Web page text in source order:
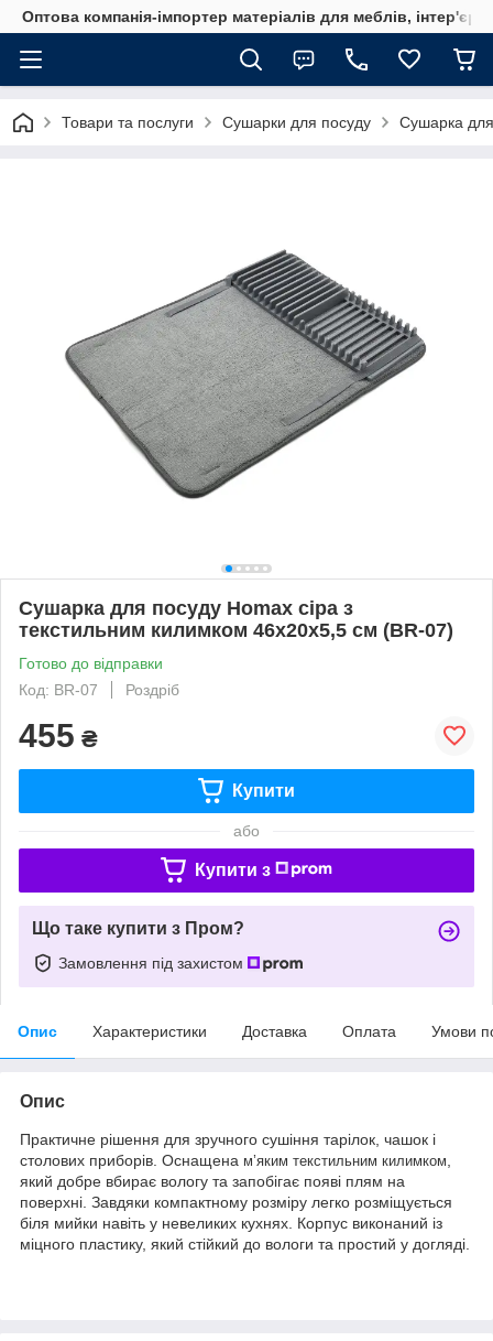
Оптова компанія-імпортер матеріалів для меблів, інтер'єру
Товари та послуги Сушарки для посуду Сушарка
Сушарка для посуду Homax сіра з
текстильним килимком 46х20х5,5 см (BR-07)
Готово до відправки
Код: BR-07
Роздріб
455 ₴
Купити
або
Купити з
Що таке купити з Пром?
Замовлення під захистом
Опис Характеристики Доставка Оплата Умови
Опис
Практичне рішення для зручного сушіння тарілок, чашок і
столових приборів. Оснащена м’яким текстильним килимком
який добре вбирає вологу та запобігає появі плям на
поверхні. Завдяки компактному розміру легко розміщується
біля мийки навіть у невеликих кухнях. Корпус виконаний із
міцного пластику, який стійкий до вологи та простий у догляді.